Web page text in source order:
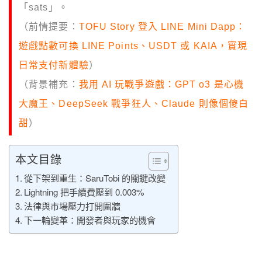
「sats」。
（前情提要： TOFU Story 登入 LINE Mini Dapp：
遊戲點數可換 LINE Points、USDT 或 KAIA，實現
日常支付新體驗）
（背景補充： 我用 AI 玩戰爭遊戲：GPT o3 是心機
大魔王、DeepSeek 戰爭狂人、Claude 則像個傻白
甜）
本文目錄
從下架到重生：SaruTobi 的關鍵改變
Lightning 把手續費壓到 0.003%
法律與市場壓力打開圍牆
下一輪變革：開發者與玩家的機會